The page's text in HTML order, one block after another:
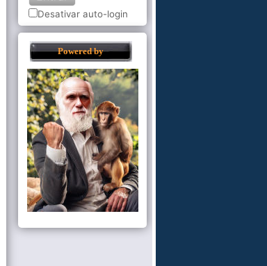
Desativar auto-login
Powered by